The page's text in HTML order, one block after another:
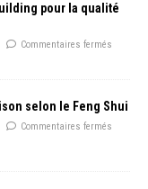
pour la qualité
Commentaires fermés
selon le Feng Shui
Commentaires fermés